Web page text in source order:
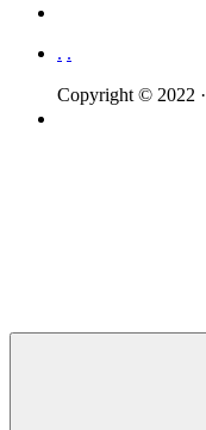
. .
Copyright © 2022 ·